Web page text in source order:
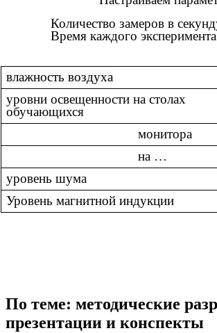
Количество замеров в
Время каждого эксперимента
влажность воздуха
уровни освещенности на столах
обучающихся
монитора
на …
уровень шума
Уровень магнитной индукции
По теме: методические
презентации и конспекты